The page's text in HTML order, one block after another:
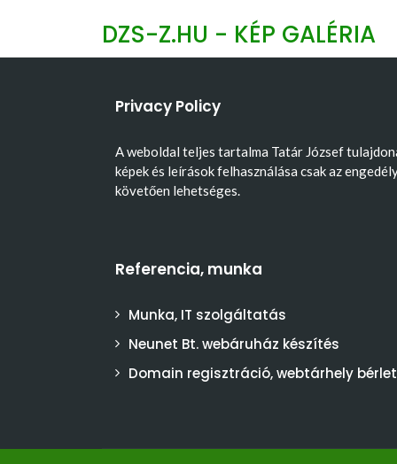
DZS-Z.HU - KÉP GALÉRIA
Privacy Policy
A weboldal teljes tartalma Tatár József
képek és leírások felhasználása csak az
követően lehetséges.
Referencia, munka
Munka, IT szolgáltatás
Neunet Bt. webáruház készítés
Domain regisztráció, webtárhely bérlet